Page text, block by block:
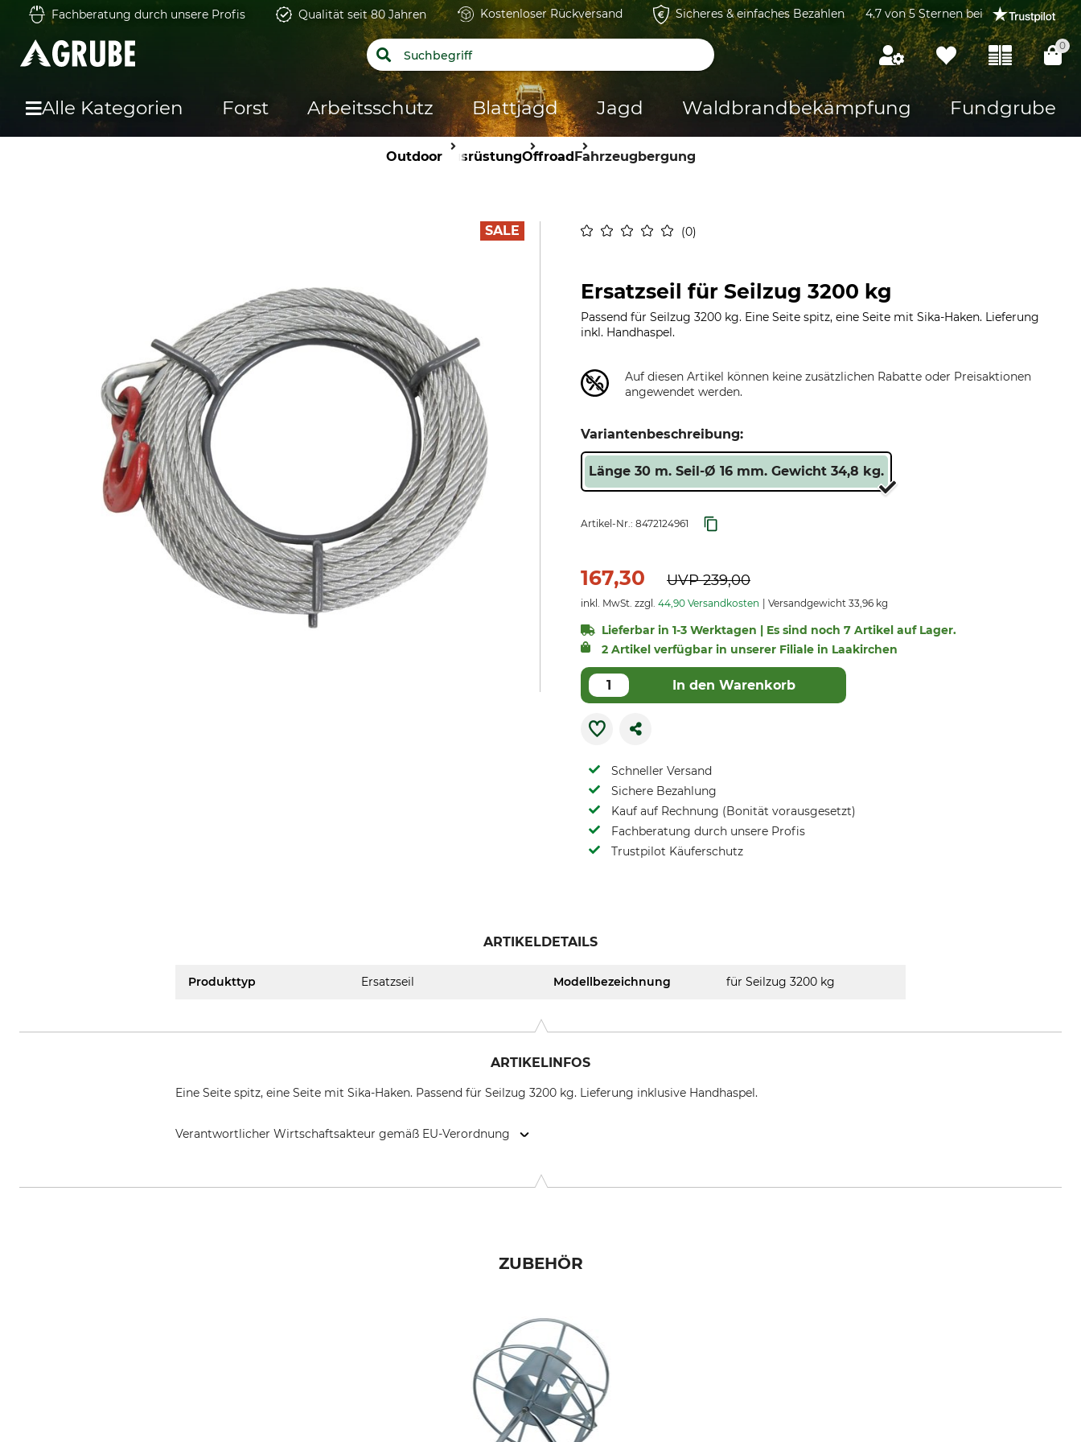
Fachberatung durch unsere Profis Qualität seit 80 Jahren Kostenloser Rückversand Sicheres & einfaches Bezahlen 4.7 von 5 Sternen bei
0
Alle Kategorien Forst Arbeitsschutz Blattjagd Jagd Waldbrandbekämpfung Fundgrube
OutdoorAusrüstungOffroadFahrzeugbergung
0
SALE
Ersatzseil für Seilzug 3200 kg
Passend für Seilzug 3200 kg. Eine Seite spitz, eine Seite mit Sika-Haken. Lieferung
inkl. Handhaspel.
Auf diesen Artikel können keine zusätzlichen Rabatte oder Preisaktionen
angewendet werden.
Variantenbeschreibung:
Länge 30 m. Seil-Ø 16 mm. Gewicht 34,8 kg.
Artikel-Nr.: 8472124961
167,30 UVP239,00
inkl. MwSt. zzgl. 44,90 Versandkosten Versandgewicht 33,96 kg
Lieferbar in 1-3 Werktagen | Es sind noch 7 Artikel auf Lager.
2 Artikel verfügbar in unserer Filiale in Laakirchen
In den Warenkorb
Schneller Versand
Sichere Bezahlung
Kauf auf Rechnung (Bonität vorausgesetzt)
Fachberatung durch unsere Profis
Trustpilot Käuferschutz
ARTIKELDETAILS
Produkttyp Ersatzseil Modellbezeichnung für Seilzug 3200 kg
ARTIKELINFOS
Eine Seite spitz, eine Seite mit Sika-Haken. Passend für Seilzug 3200 kg. Lieferung inklusive Handhaspel.
Verantwortlicher Wirtschaftsakteur gemäß EU-Verordnung
ZUBEHÖR